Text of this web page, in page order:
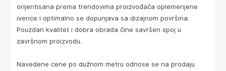
orijentisana prema trendovima proizvođača oplemenjene
iverice i optimalno se dopunjava sa dizajnom površina.
Pouzdan kvalitet i dobra obrada čine savršen spoj u
završnom proizvodu.
Navedene cene po dužnom metru odnose se na prodaju